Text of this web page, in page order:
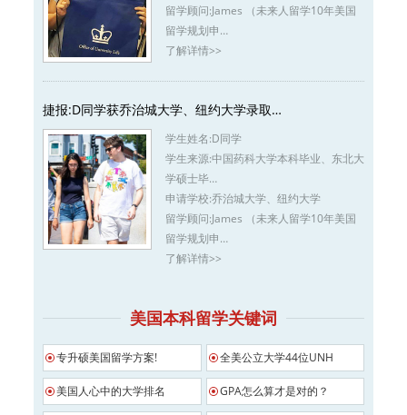
留学顾问:James （未来人留学10年美国
留学规划申…
了解详情>>
捷报:D同学获乔治城大学、纽约大学录取…
学生姓名:D同学
学生来源:中国药科大学本科毕业、东北大
学硕士毕…
申请学校:乔治城大学、纽约大学
留学顾问:James （未来人留学10年美国
留学规划申…
了解详情>>
美国本科留学关键词
专升硕美国留学方案! 全美公立大学44位UNH
美国人心中的大学排名 GPA怎么算才是对的？